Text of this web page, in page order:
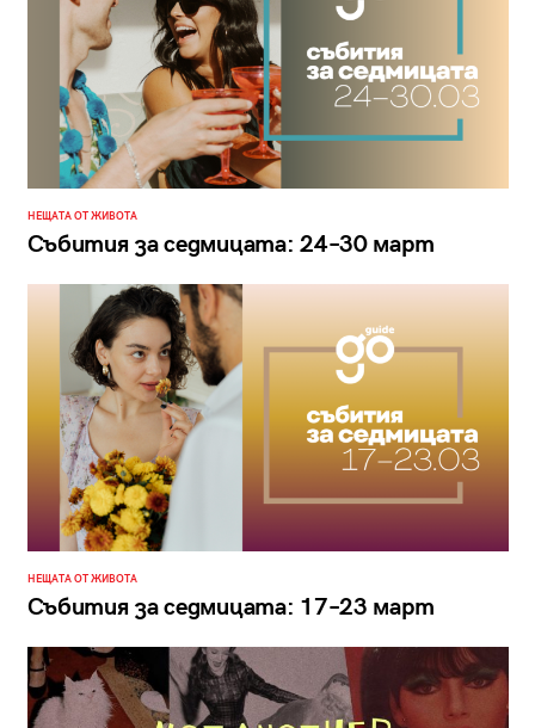
НЕЩАТА ОТ ЖИВОТА
Събития за седмицата: 24–30 март
НЕЩАТА ОТ ЖИВОТА
Събития за седмицата: 17–23 март